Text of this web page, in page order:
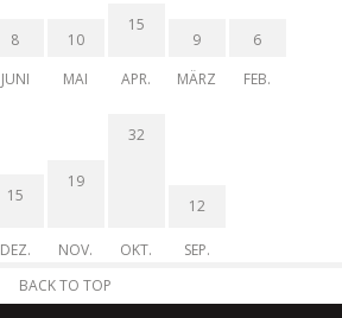
8
JUNI
10
MAI
15
APR.
9
MÄRZ
6
FEB.
15
DEZ.
19
NOV.
32
OKT.
12
SEP.
BACK TO TOP